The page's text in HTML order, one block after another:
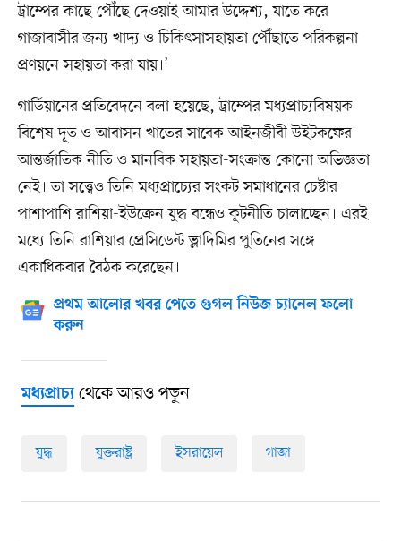
ট্রাম্পের কাছে পৌঁছে দেওয়াই আমার উদ্দেশ্য, যাতে করে
গাজাবাসীর জন্য খাদ্য ও চিকিৎসাসহায়তা পৌঁছাতে পরিকল্পনা
প্রণয়নে সহায়তা করা যায়।’
গার্ডিয়ানের প্রতিবেদনে বলা হয়েছে, ট্রাম্পের মধ্যপ্রাচ্যবিষয়ক
বিশেষ দূত ও আবাসন খাতের সাবেক আইনজীবী উইটকফের
আন্তর্জাতিক নীতি ও মানবিক সহায়তা-সংক্রান্ত কোনো অভিজ্ঞতা
নেই। তা সত্ত্বেও তিনি মধ্যপ্রাচ্যের সংকট সমাধানের চেষ্টার
পাশাপাশি রাশিয়া-ইউক্রেন যুদ্ধ বন্ধেও কূটনীতি চালাচ্ছেন। এরই
মধ্যে তিনি রাশিয়ার প্রেসিডেন্ট ভ্লাদিমির পুতিনের সঙ্গে
একাধিকবার বৈঠক করেছেন।
প্রথম আলোর খবর পেতে গুগল নিউজ চ্যানেল ফলো
করুন
মধ্যপ্রাচ্যথেকে আরও পড়ুন
যুদ্ধ যুক্তরাষ্ট্র ইসরায়েল গাজা